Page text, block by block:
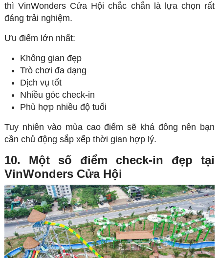
thì VinWonders Cửa Hội chắc chắn là lựa chọn rất
đáng trải nghiệm.
Ưu điểm lớn nhất:
Không gian đẹp
Trò chơi đa dạng
Dịch vụ tốt
Nhiều góc check-in
Phù hợp nhiều độ tuổi
Tuy nhiên vào mùa cao điểm sẽ khá đông nên bạn
cần chủ động sắp xếp thời gian hợp lý.
10. Một số điểm check-in đẹp tại
VinWonders Cửa Hội